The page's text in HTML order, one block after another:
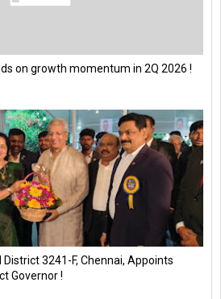
on growth momentum in 2Q 2026 !
3241-F, Chennai, Appoints
Governor !